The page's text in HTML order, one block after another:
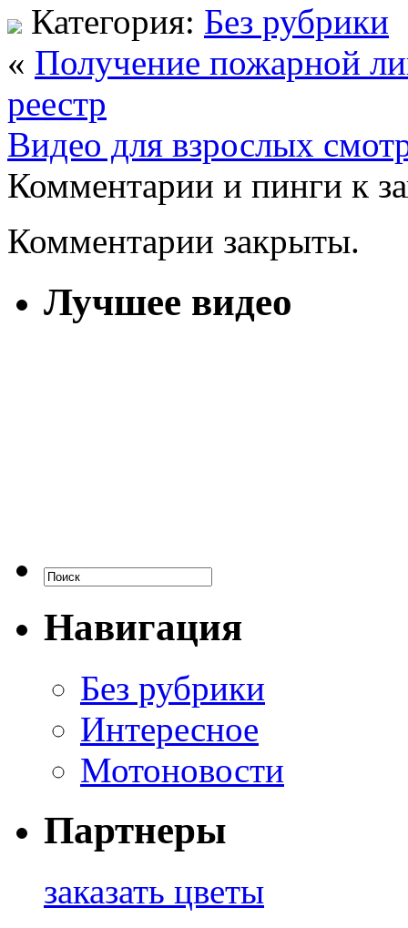
Категория: Без рубрики
« Получение пожарной
реестр
Видео для взрослых
Комментарии и пинги к
Комментарии закрыты.
Лучшее видео
Навигация
Без рубрики
Интересное
Мотоновости
Партнеры
заказать цветы